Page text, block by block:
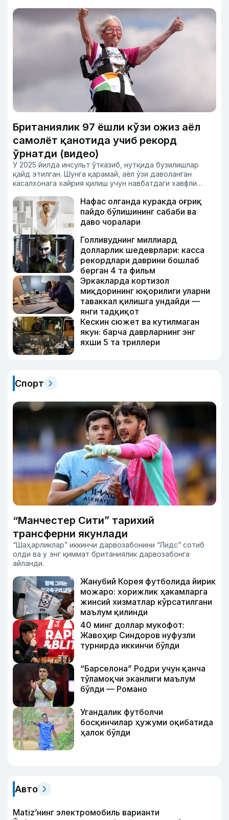
Британиялик 97 ёшли кўзи ожиз аёл
самолёт қанотида учиб рекорд
ўрнатди (видео)
У 2025 йилда инсульт ўтказиб, нутқида бузилишлар
қайд этилган. Шунга қарамай, аёл ўзи даволанган
касалхонага хайрия қилиш учун навбатдаги хавфли
Нафас олганда куракда оғриқ
пайдо бўлишининг сабаби ва
даво чоралари
Голливуднинг миллиард
долларлик шедеврлари: касса
рекордлари даврини бошлаб
берган 4 та фильм
Эркакларда кортизол
миқдорининг юқорилиги уларни
таваккал қилишга ундайди —
янги тадқиқот
Кескин сюжет ва кутилмаган
якун: барча даврларнинг энг
яхши 5 та триллери
Спорт
“Манчестер Сити” тарихий
трансферни якунлади
“Шаҳарликлар” иккинчи дарвозабонини “Лидс” сотиб
олди ва у энг қиммат британиялик дарвозабонга
айланди.
Жанубий Корея футболида йирик
можаро: хорижлик ҳакамларга
жинсий хизматлар кўрсатилгани
маълум қилинди
40 минг доллар мукофот:
Жавоҳир Синдоров нуфузли
турнирда иккинчи бўлди
“Барселона” Родри учун қанча
тўламоқчи эканлиги маълум
бўлди — Романо
Угандалик футболчи
босқинчилар ҳужуми оқибатида
ҳалок бўлди
Авто
Matiz’нинг электромобиль варианти